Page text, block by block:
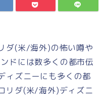
ダ(米/海外)の怖い噂や
ドには数多くの都市伝
ィズニーにも多くの都
リダ(米/海外)ディズニ